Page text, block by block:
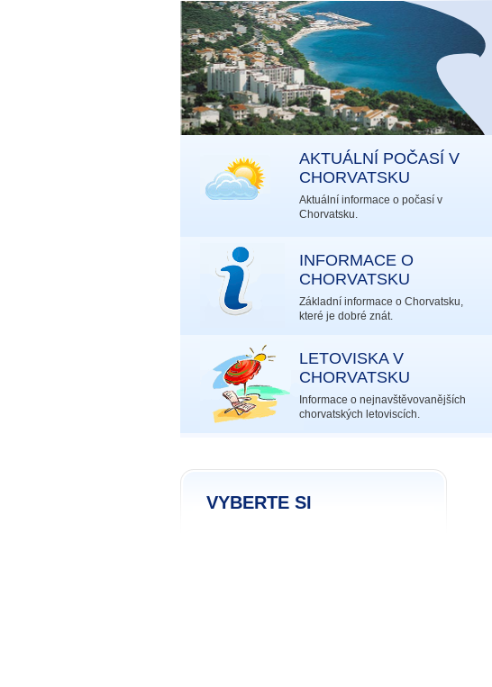
AKTUÁLNÍ POČASÍ V
CHORVATSKU
Aktuální informace o počasí v
Chorvatsku.
INFORMACE O
CHORVATSKU
Základní informace o Chorvatsku,
které je dobré znát.
LETOVISKA V
CHORVATSKU
Informace o nejnavštěvovanějších
chorvatských letoviscích.
VYBERTE SI